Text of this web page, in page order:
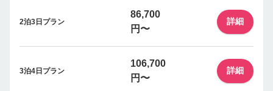
2泊3日プラン
86,700
円〜
詳細
3泊4日プラン
106,700
円〜
詳細